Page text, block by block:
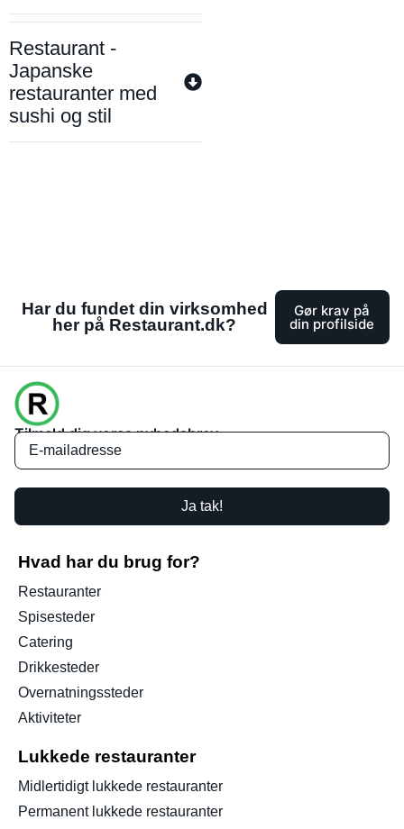
Restaurant -
Japanske
restauranter med
sushi og stil
Har du fundet din virksomhed
her på Restaurant.dk?
Gør krav på
din profilside
Tilmeld dig vores nyhedsbrev
Ja tak!
Hvad har du brug for?
Restauranter
Spisesteder
Catering
Drikkesteder
Overnatningssteder
Aktiviteter
Lukkede restauranter
Midlertidigt lukkede restauranter
Permanent lukkede restauranter